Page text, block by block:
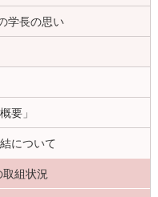
学長の思い
要」
について
取組状況